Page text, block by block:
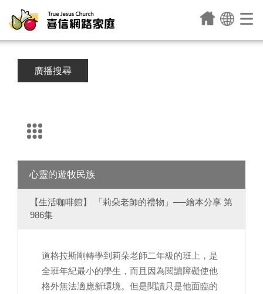
廣播搜尋
心靈的遊牧民族
【生活咖啡館】 「莉朵老師的禮物」──繪本分享 第
986集
道格拉斯剛轉學到莉朵老師二年級的班上，是
全班年紀最小的學生，而且因為閱讀障礙使他
格外無法適應新環境。但是閱讀只是他面臨的